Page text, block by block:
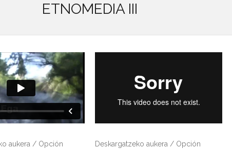
ETNOMEDIA III
aukera / Opción
Deskargatzeko aukera / Opción